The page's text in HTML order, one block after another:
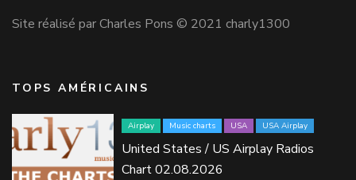
Site réalisé par Charles Pons © 2021 charly1300
TOPS AMÉRICAINS
Airplay Music charts USA USA Airplay
United States / US Airplay Radios
Chart 02.08.2026